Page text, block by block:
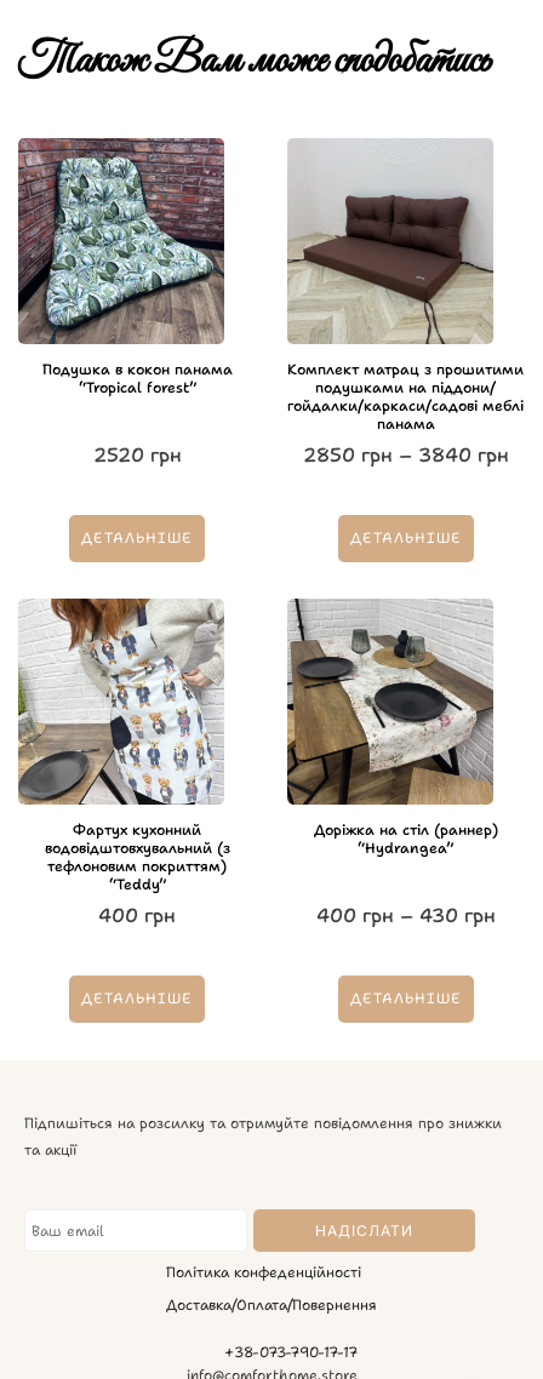
Також Вам може сподобатись
Подушка в кокон панама
“Tropical forest”
2520 грн
ДЕТАЛЬНІШЕ
Комплект матрац з прошитими
подушками на піддони/
гойдалки/каркаси/садові меблі
панама
2850 грн – 3840 грн
ДЕТАЛЬНІШЕ
Фартух кухонний
водовідштовхувальний (з
тефлоновим покриттям)
“Teddy”
400 грн
ДЕТАЛЬНІШЕ
Доріжка на стіл (раннер)
“Hydrangea”
400 грн – 430 грн
ДЕТАЛЬНІШЕ
Підпишіться на розсилку та отримуйте повідомлення про знижки
та акції
Політика конфеденційності
Доставка/Оплата/Повернення
+38-073-790-17-17